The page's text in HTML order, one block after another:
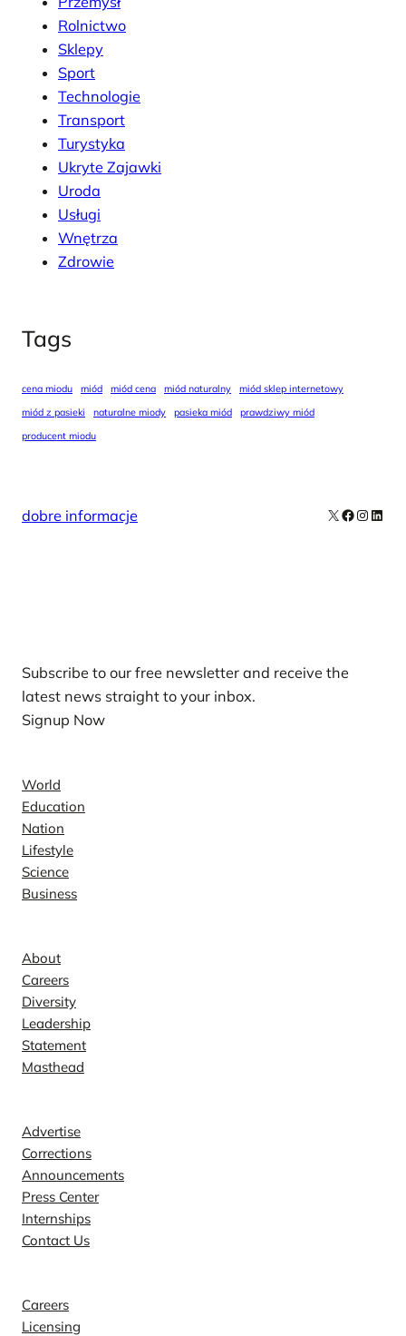
Rolnictwo
Sklepy
Sport
Technologie
Transport
Turystyka
Ukryte Zajawki
Uroda
Usługi
Wnętrza
Zdrowie
Tags
cena miodu miód miód cena miód naturalny
miód sklep internetowy
miód z pasieki
naturalne miody pasieka miód
prawdziwy miód
producent miodu
dobre informacje X Facebook
Subscribe to our free newsletter and receive the
latest news straight to your inbox.
Signup Now
World
Education
Nation
Lifestyle
Science
Business
About
Careers
Diversity
Leadership
Statement
Masthead
Advertise
Corrections
Announcements
Press Center
Internships
Contact Us
Careers
Licensing